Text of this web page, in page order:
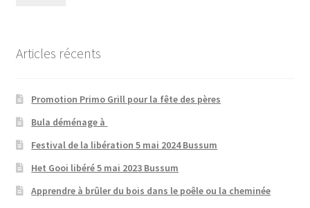
Articles récents
Promotion Primo Grill pour la fête des pères
Bula déménage à
Festival de la libération 5 mai 2024 Bussum
Het Gooi libéré 5 mai 2023 Bussum
Apprendre à brûler du bois dans le poêle ou la cheminée